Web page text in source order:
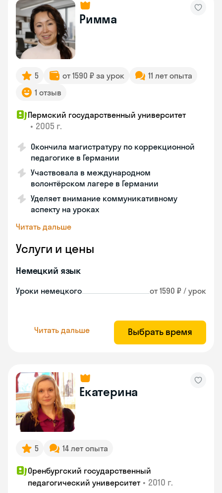
Римма
5 от 1590 ₽ за урок
11 лет опыта
1 отзыв
Пермский государственный университет
• 2005 г.
Окончила магистратуру по коррекционной
педагогике в Германии
Участвовала в международном
волонтёрском лагере в Германии
Уделяет внимание коммуникативному
аспекту на уроках
Читать дальше
Услуги и цены
Немецкий язык
Уроки немецкого от 1590 ₽ / урок
Читать дальше Выбрать время
Екатерина
5 14 лет опыта
Оренбургский государственный
педагогический университет • 2010 г.